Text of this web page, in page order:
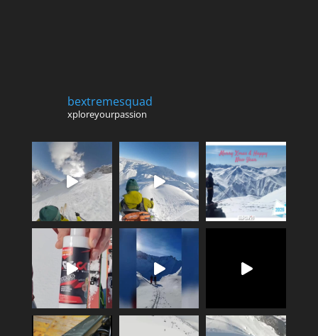
bextremesquad
xploreyourpassion